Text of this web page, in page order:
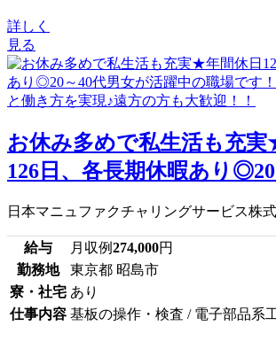
詳しく
見る
お休み多めで私生活も充実
126日、各長期休暇あり
日本マニュファクチャリングサービス株
給与 月収例274,000円
勤務地
東京都 昭島市
寮・社宅 あり
仕事内容 基板の操作・検査 / 電子部品系